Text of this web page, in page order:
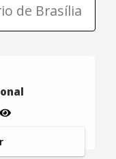
de Brasília